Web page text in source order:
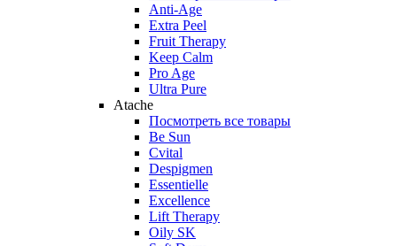
Anti‑Age
Extra Peel
Fruit Therapy
Keep Calm
Pro Age
Ultra Pure
Atache
Посмотреть все товары
Be Sun
Cvital
Despigmen
Essentielle
Excellence
Lift Therapy
Oily SK